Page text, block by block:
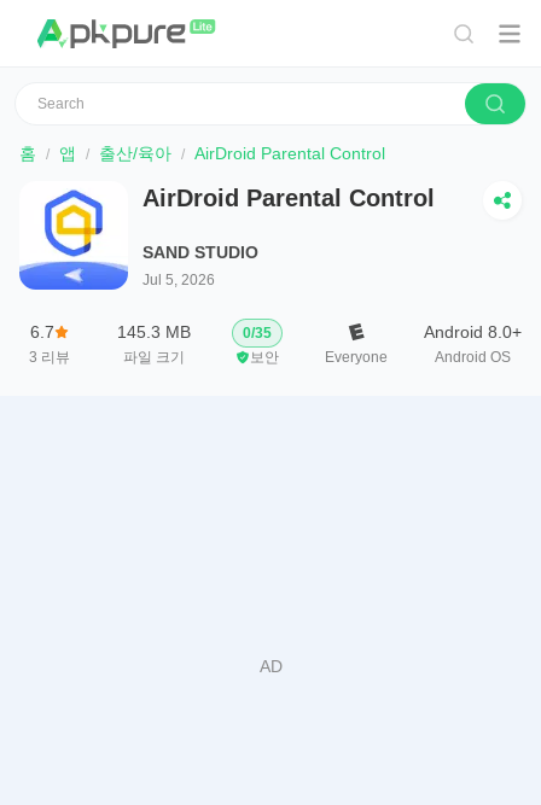
홈 앱 출산/육아 AirDroid Parental Control
AirDroid Parental Control
SAND STUDIO
Jul 5, 2026
6.7
3 리뷰
145.3 MB
파일 크기
0/35
보안
Everyone
Android 8.0+
Android OS